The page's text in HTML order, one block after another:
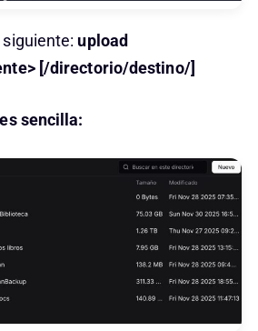
upload
[/directorio/destino/]
sencilla: